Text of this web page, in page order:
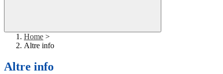
Home >
Altre info
Altre info